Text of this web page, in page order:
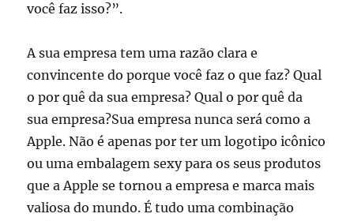
você faz isso?”.
A sua empresa tem uma razão clara e
convincente do porque você faz o que faz? Qual
o por quê da sua empresa? Qual o por quê da
sua empresa?Sua empresa nunca será como a
Apple. Não é apenas por ter um logotipo icônico
ou uma embalagem sexy para os seus produtos
que a Apple se tornou a empresa e marca mais
valiosa do mundo. É tudo uma combinação